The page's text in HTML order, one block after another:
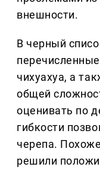
внешности.
В черный
чихуахуа, а
общей
оценивать по
гибкости
черепа.
решили